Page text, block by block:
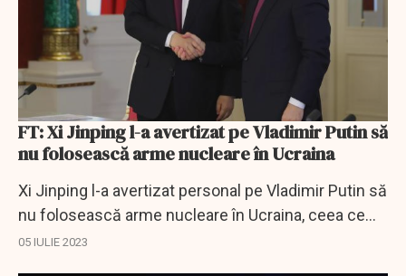
FT: Xi Jinping l-a avertizat pe Vladimir Putin să
nu folosească arme nucleare în Ucraina
Xi Jinping l-a avertizat personal pe Vladimir Putin să
nu folosească arme nucleare în Ucraina, ceea ce
indică faptul că Beijingul este îngrijorat de războiul
05 IULIE 2023